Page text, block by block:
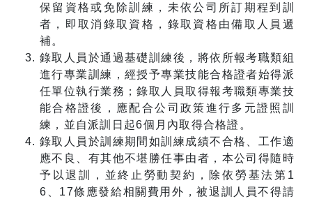
保留資格或免除訓練，未依公司所訂期程到訓
者，即取消錄取資格，錄取資格由備取人員遞
補。
錄取人員於通過基礎訓練後，將依所報考職類組
進行專業訓練，經授予專業技能合格證者始得派
任單位執行業務；錄取人員取得報考職類專業技
能合格證後，應配合公司政策進行多元證照訓
練，並自派訓日起6個月內取得合格證。
錄取人員於訓練期間如訓練成績不合格、工作適
應不良、有其他不堪勝任事由者，本公司得隨時
予以退訓，並終止勞動契約，除依勞基法第1
6、17條應發給相關費用外，被退訓人員不得請